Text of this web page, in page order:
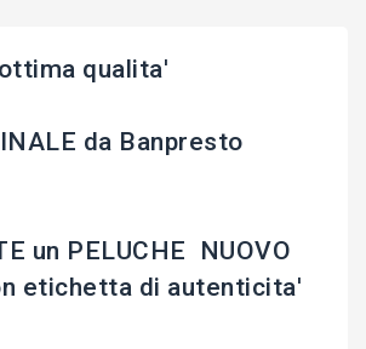
qualita'
da Banpresto
un PELUCHE NUOVO
etichetta di autenticita'